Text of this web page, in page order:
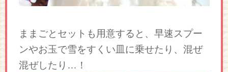
ままごとセットも用意すると、早速スプー
ンやお玉で雪をすくい皿に乗せたり、混ぜ
混ぜしたり…！